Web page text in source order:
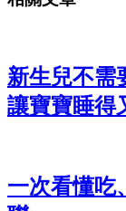
新生兒不需
讓寶寶睡得
一次看懂吃